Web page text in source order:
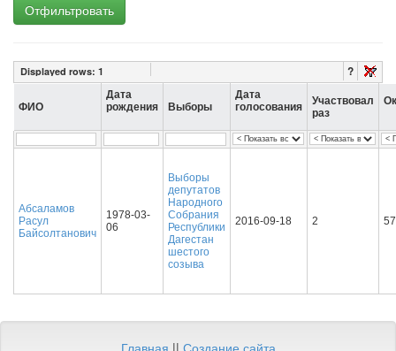
Отфильтровать
Displayed rows: 1 ?
ФИО
Дата
рождения
Выборы
Дата
голосования
Участвовал
раз
Абсаламов
Расул
Байсолтанович
1978-03-
06
Выборы
депутатов
Народного
Собрания
Республики
Дагестан
шестого
созыва
2016-09-18 2 57
Главная || Создание сайта